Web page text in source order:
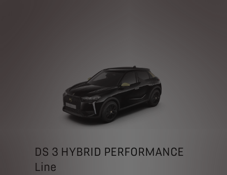
DS 3 HYBRID PERFORMANCE
Line